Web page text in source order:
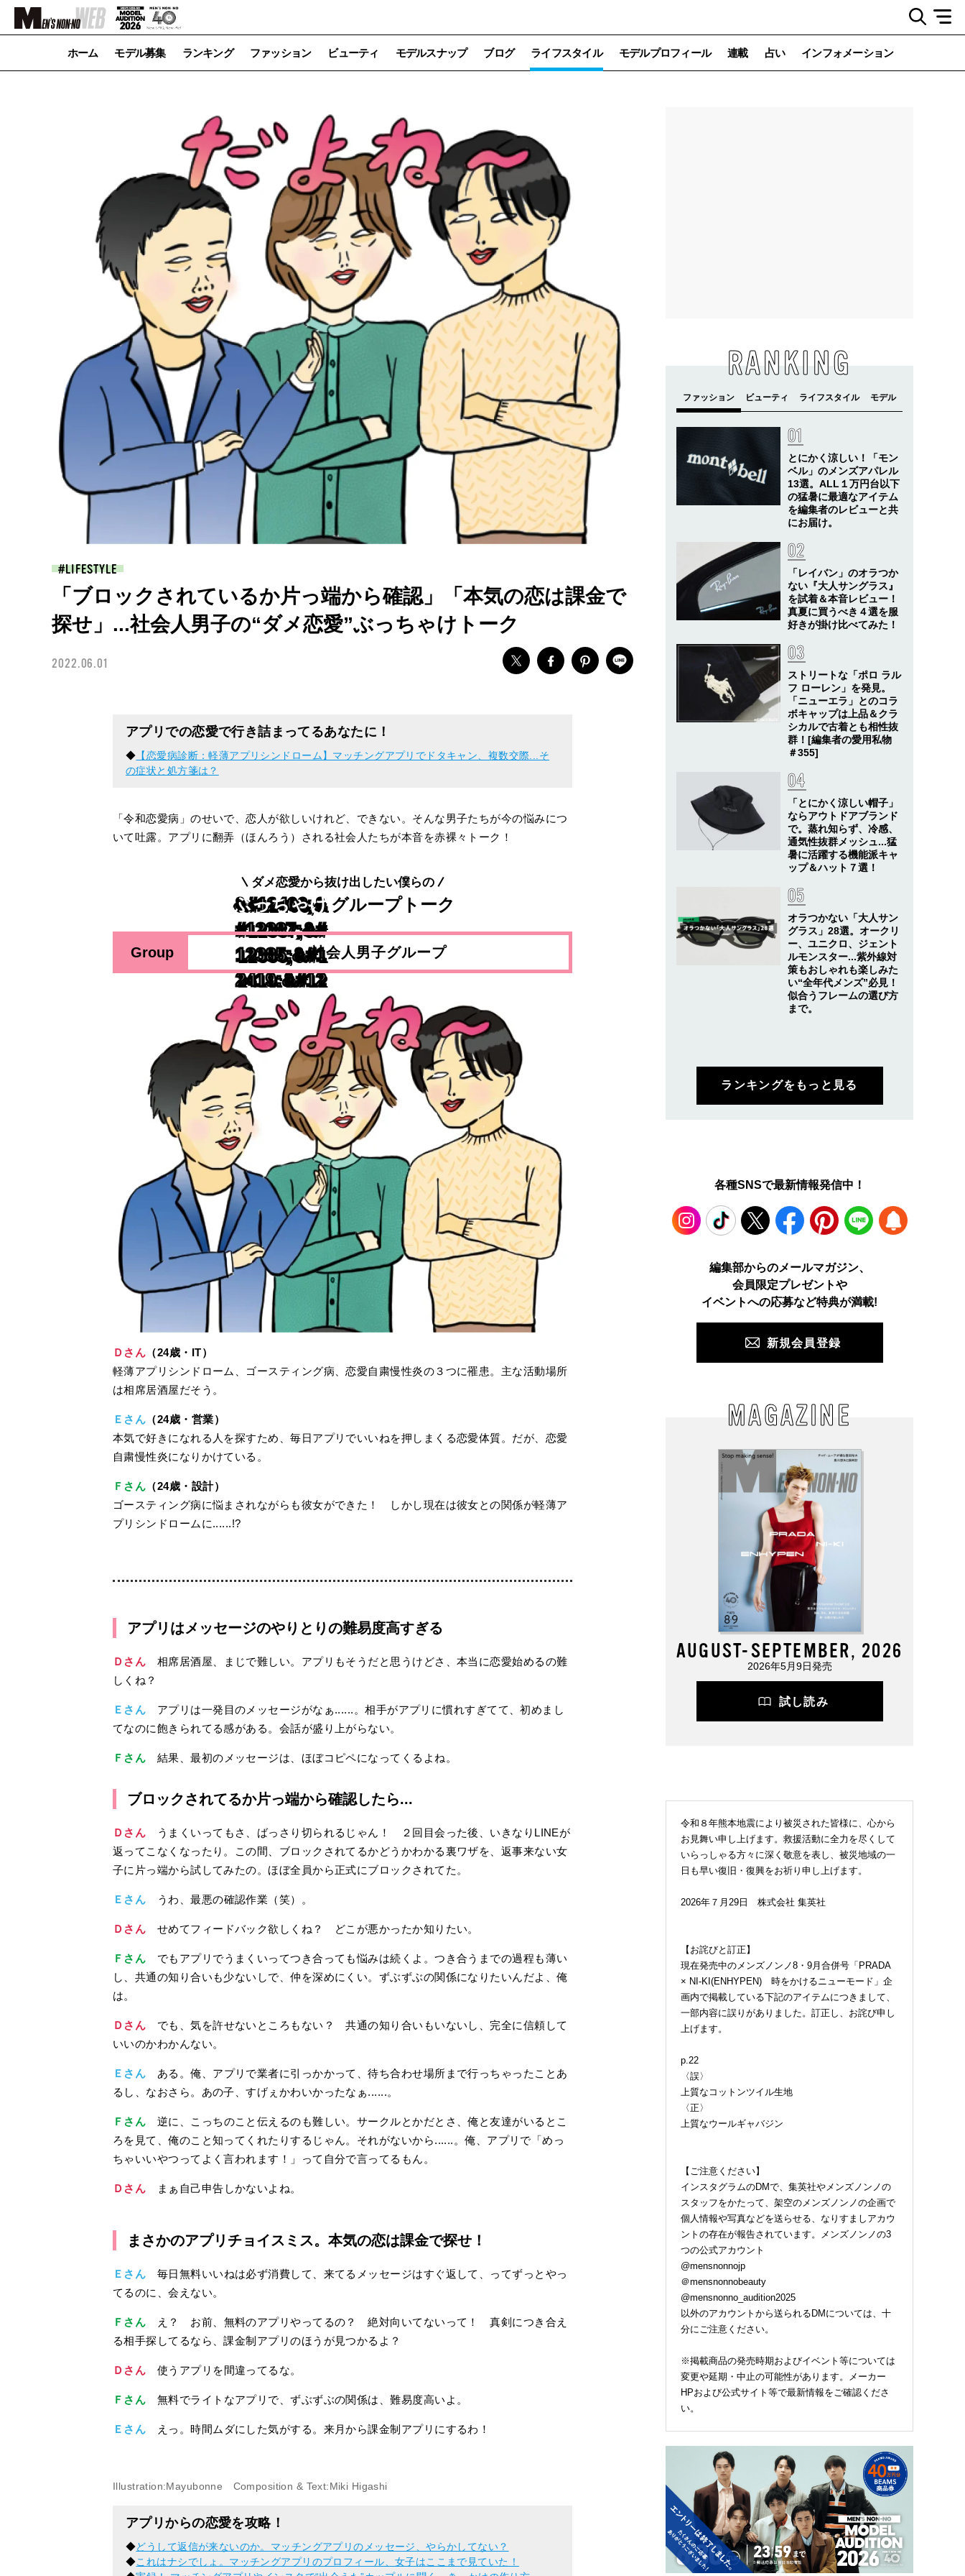
ホーム モデル募集 ランキング ファッション ビューティ モデルスナップ ブログ ライフスタイル モデルプロフィール 連載 占い インフォメーション
LIFESTYLE
「ブロックされているか片っ端から確認」「本気の恋は課金で
探せ」...社会人男子の“ダメ恋愛”ぶっちゃけトーク
2022.06.01
アプリでの恋愛で行き詰まってるあなたに！
◆ 【恋愛病診断：軽薄アプリシンドローム】マッチングアプリでドタキャン、複数交際...そ
の症状と処方箋は？
「令和恋愛病」のせいで、恋人が欲しいけれど、できない。そんな男子たちが今の悩みにつ
いて吐露。アプリに翻弄（ほんろう）される社会人たちが本音を赤裸々トーク！
ダメ恋愛から抜け出したい僕らの
ぶっちゃけ グループトーク
社会人男子グループ
Ｄさん （24歳・IT）
軽薄アプリシンドローム、ゴースティング病、恋愛自粛慢性炎の３つに罹患。主な活動場所
は相席居酒屋だそう。
Ｅさん （24歳・営業）
本気で好きになれる人を探すため、毎日アプリでいいねを押しまくる恋愛体質。だが、恋愛
自粛慢性炎になりかけている。
Ｆさん （24歳・設計）
ゴースティング病に悩まされながらも彼女ができた！ しかし現在は彼女との関係が軽薄ア
プリシンドロームに......!?
アプリはメッセージのやりとりの難易度高すぎる
Ｄさん 相席居酒屋、まじで難しい。アプリもそうだと思うけどさ、本当に恋愛始めるの難
しくね？
Ｅさん アプリは一発目のメッセージがなぁ......。相手がアプリに慣れすぎてて、初めまし
てなのに飽きられてる感がある。会話が盛り上がらない。
Ｆさん 結果、最初のメッセージは、ほぼコピペになってくるよね。
ブロックされてるか片っ端から確認したら...
Ｄさん うまくいってもさ、ばっさり切られるじゃん！ ２回目会った後、いきなりLINEが
返ってこなくなったり。この間、ブロックされてるかどうかわかる裏ワザを、返事来ない女
子に片っ端から試してみたの。ほぼ全員から正式にブロックされてた。
Ｅさん うわ、最悪の確認作業（笑）。
Ｄさん せめてフィードバック欲しくね？ どこが悪かったか知りたい。
Ｆさん でもアプリでうまくいってつき合っても悩みは続くよ。つき合うまでの過程も薄い
し、共通の知り合いも少ないしで、仲を深めにくい。ずぶずぶの関係になりたいんだよ、俺
は。
Ｄさん でも、気を許せないところもない？ 共通の知り合いもいないし、完全に信頼して
いいのかわかんない。
Ｅさん ある。俺、アプリで業者に引っかかって、待ち合わせ場所まで行っちゃったことあ
るし、なおさら。あの子、すげぇかわいかったなぁ......。
Ｆさん 逆に、こっちのこと伝えるのも難しい。サークルとかだとさ、俺と友達がいるとこ
ろを見て、俺のこと知ってくれたりするじゃん。それがないから......。俺、アプリで「めっ
ちゃいいやつってよく言われます！」って自分で言ってるもん。
Ｄさん まぁ自己申告しかないよね。
まさかのアプリチョイスミス。本気の恋は課金で探せ！
Ｅさん 毎日無料いいねは必ず消費して、来てるメッセージはすぐ返して、ってずっとやっ
てるのに、会えない。
Ｆさん え？ お前、無料のアプリやってるの？ 絶対向いてないって！ 真剣につき合え
る相手探してるなら、課金制アプリのほうが見つかるよ？
Ｄさん 使うアプリを間違ってるな。
Ｆさん 無料でライトなアプリで、ずぶずぶの関係は、難易度高いよ。
Ｅさん えっ。時間ムダにした気がする。来月から課金制アプリにするわ！
Illustration:Mayubonne Composition & Text:Miki Higashi
アプリからの恋愛を攻略！
◆どうして返信が来ないのか。マッチングアプリのメッセージ、やらかしてない？
◆これはナシでしょ。マッチングアプリのプロフィール、女子はここまで見ていた！
RANKING
とにかく涼しい！「モン
ベル」のメンズアパレル
13選。ALL１万円台以下
の猛暑に最適なアイテム
を編集者のレビューと共
にお届け。
「レイバン」のオラつか
ない『大人サングラス』
を試着＆本音レビュー！
真夏に買うべき４選を服
好きが掛け比べてみた！
ストリートな「ポロ ラル
フ ローレン」を発見。
「ニューエラ」とのコラ
ボキャップは上品＆クラ
シカルで古着とも相性抜
群！[編集者の愛用私物
＃355]
「とにかく涼しい帽子」
ならアウトドアブランド
で。蒸れ知らず、冷感、
通気性抜群メッシュ...猛
暑に活躍する機能派キャ
ップ＆ハット７選！
オラつかない「大人サン
グラス」28選。オークリ
ー、ユニクロ、ジェント
ルモンスター...紫外線対
策もおしゃれも楽しみた
い“全年代メンズ”必見！
似合うフレームの選び方
まで。
ランキングをもっと見る
各種SNSで最新情報発信中！
TikTok Facebook Pinterest LINE
編集部からのメールマガジン、
会員限定プレゼントや
イベントへの応募など特典が満載!
新規会員登録
MAGAZINE
AUGUST-SEPTEMBER, 2026
2026年5月9日発売
試し読み
令和８年熊本地震により被災された皆様に、心から
お見舞い申し上げます。救援活動に全力を尽くして
いらっしゃる方々に深く敬意を表し、被災地域の一
日も早い復旧・復興をお祈り申し上げます。
2026年７月29日 株式会社 集英社
【お詫びと訂正】
現在発売中のメンズノンノ8・9月合併号「PRADA
× NI-KI(ENHYPEN) 時をかけるニューモード」企
画内で掲載している下記のアイテムにつきまして、
一部内容に誤りがありました。訂正し、お詫び申し
上げます。
p.22
〈誤〉
上質なコットンツイル生地
〈正〉
上質なウールギャバジン
【ご注意ください】
インスタグラムのDMで、集英社やメンズノンノの
スタッフをかたって、架空のメンズノンノの企画で
個人情報や写真などを送らせる、なりすましアカウ
ントの存在が報告されています。メンズノンノの3
つの公式アカウント
@mensnonnojp
＠mensnonnobeauty
@mensnonno_audition2025
以外のアカウントから送られるDMについては、十
分にご注意ください。
※掲載商品の発売時期およびイベント等については
変更や延期・中止の可能性があります。メーカー
HPおよび公式サイト等で最新情報をご確認くださ
い。